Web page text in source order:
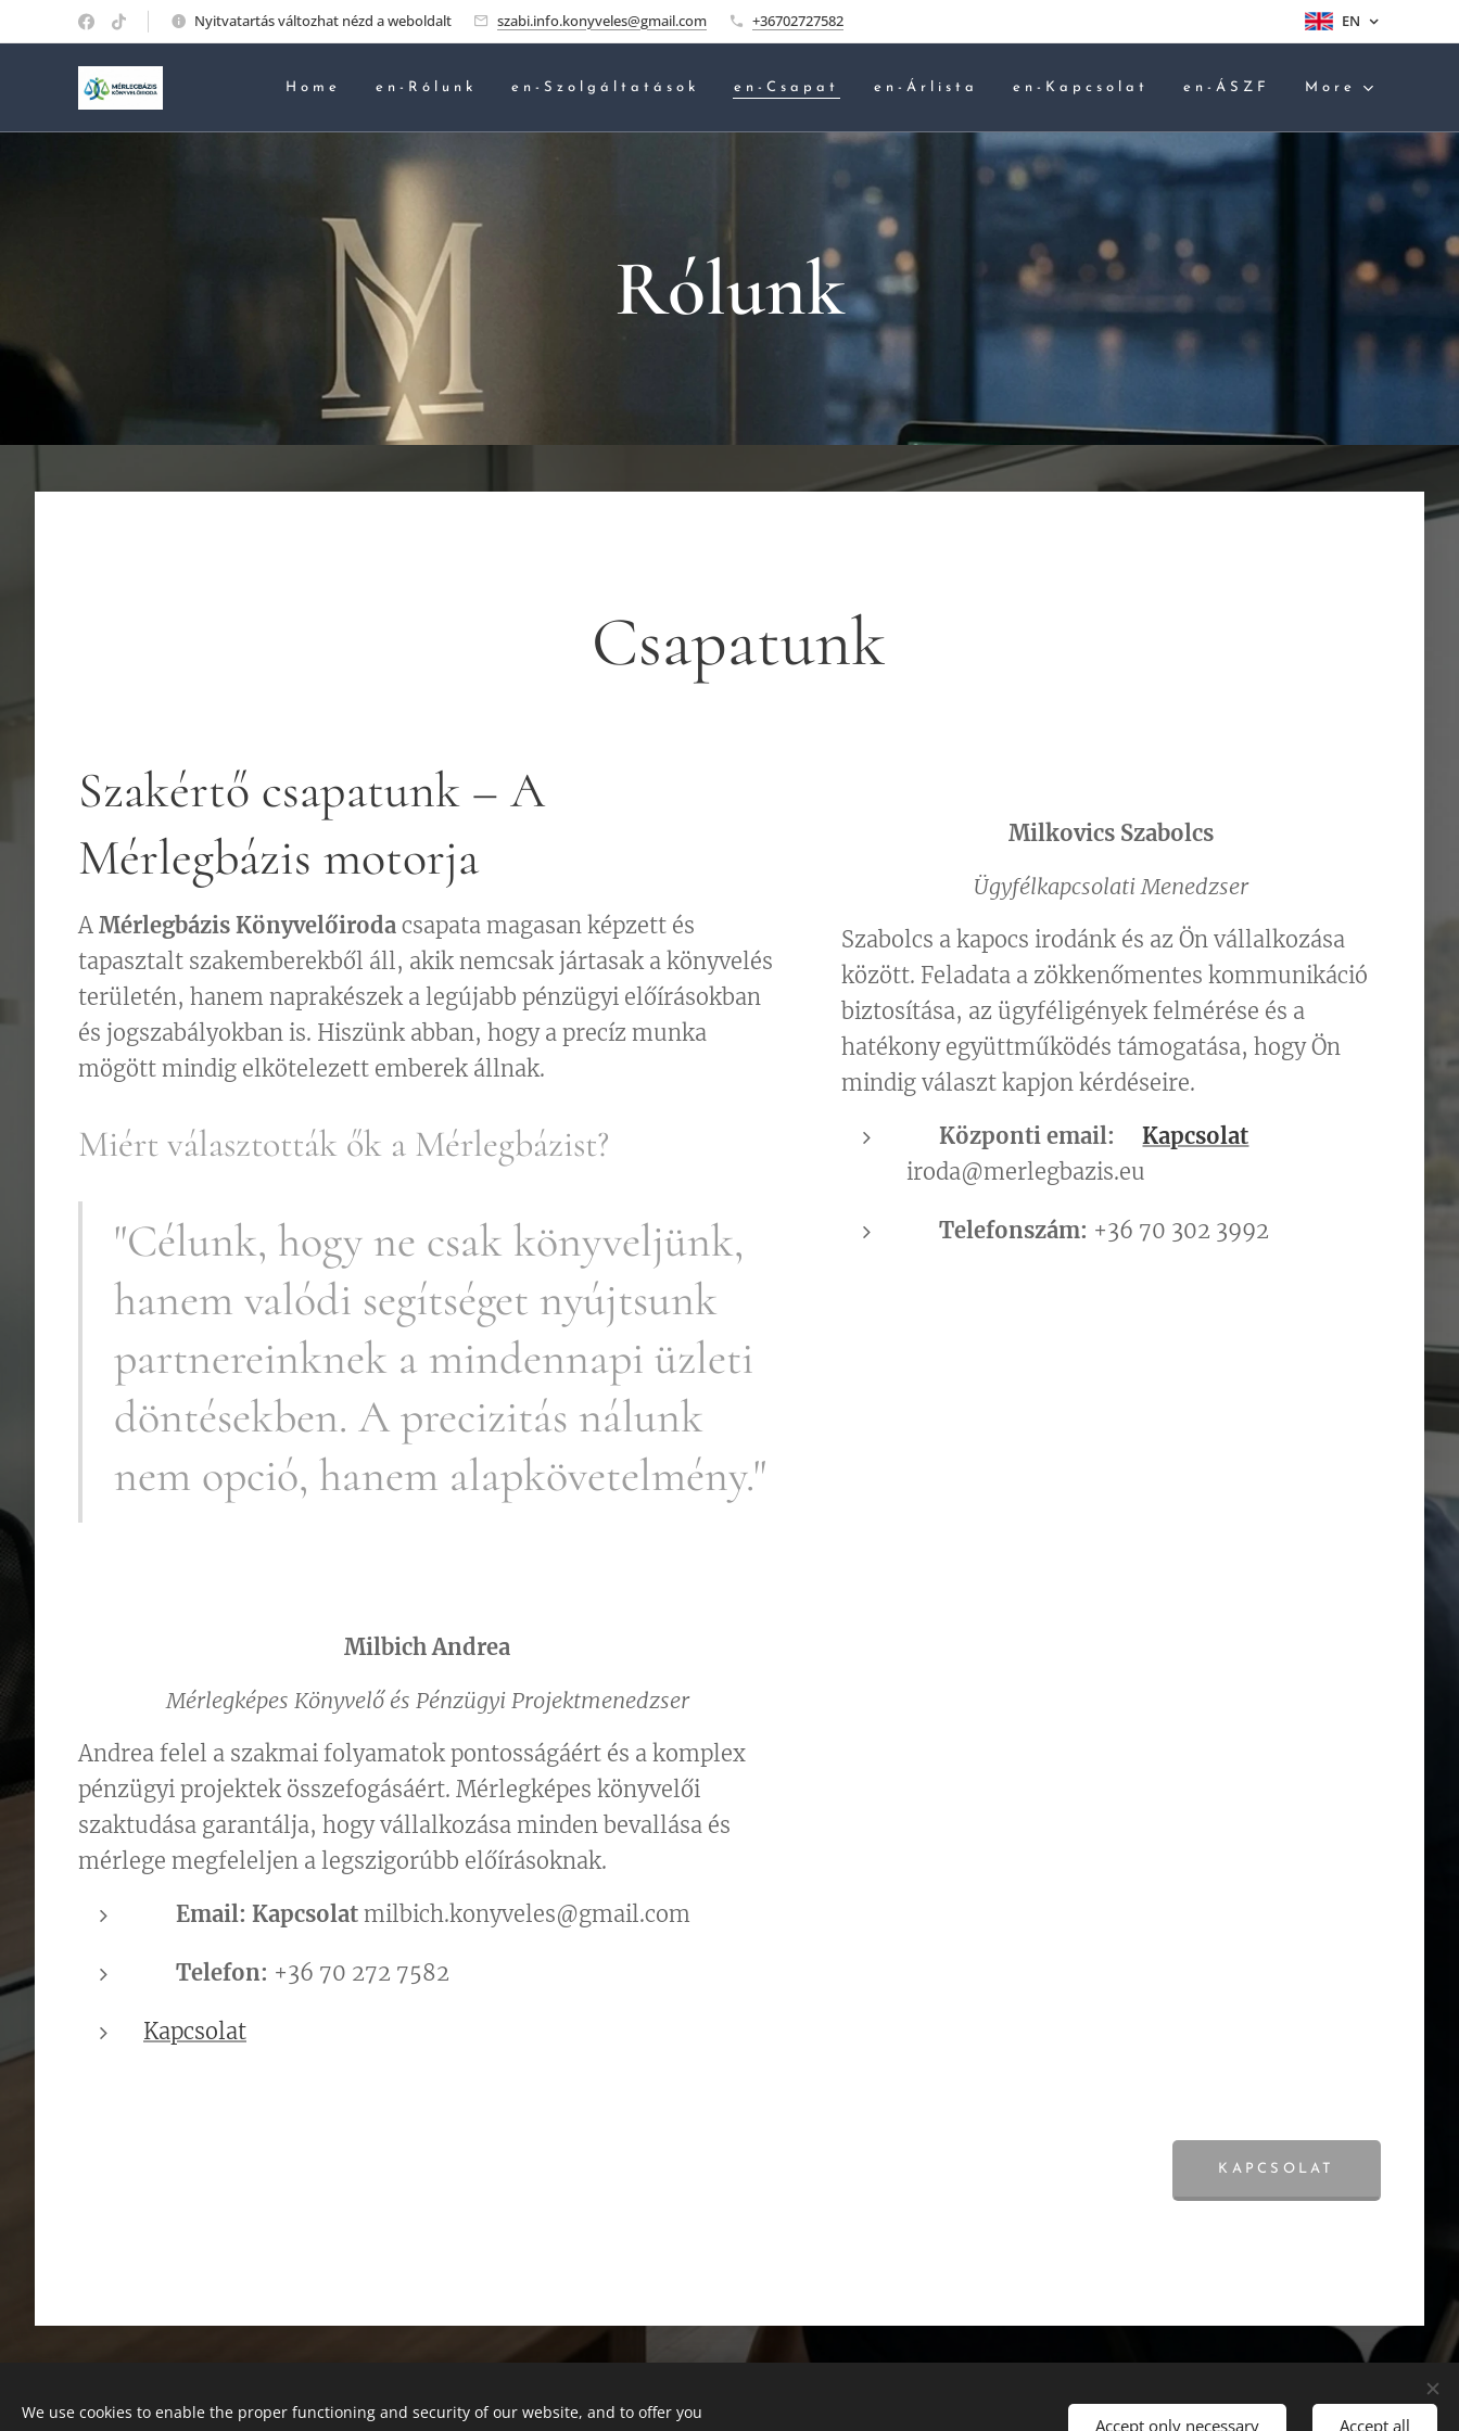
Nyitvatartás változhat nézd a weboldalt szabi.info.konyveles@gmail.com +36702727582 EN
Home en-Rólunk en-Szolgáltatások en-Csapat en-Árlista en-Kapcsolat en-ÁSZF More
Rólunk
Csapatunk
Szakértő csapatunk – A
Mérlegbázis motorja
A Mérlegbázis Könyvelőiroda csapata magasan képzett és
tapasztalt szakemberekből áll, akik nemcsak jártasak a könyvelés
területén, hanem naprakészek a legújabb pénzügyi előírásokban
és jogszabályokban is. Hiszünk abban, hogy a precíz munka
mögött mindig elkötelezett emberek állnak.
Miért választották ők a Mérlegbázist?
"Célunk, hogy ne csak könyveljünk,
hanem valódi segítséget nyújtsunk
partnereinknek a mindennapi üzleti
döntésekben. A precizitás nálunk
nem opció, hanem alapkövetelmény."
Milbich Andrea
Mérlegképes Könyvelő és Pénzügyi Projektmenedzser
Andrea felel a szakmai folyamatok pontosságáért és a komplex
pénzügyi projektek összefogásáért. Mérlegképes könyvelői
szaktudása garantálja, hogy vállalkozása minden bevallása és
mérlege megfeleljen a legszigorúbb előírásoknak.
Email: Kapcsolat milbich.konyveles@gmail.com
Telefon: +36 70 272 7582
Kapcsolat
Milkovics Szabolcs
Ügyfélkapcsolati Menedzser
Szabolcs a kapocs irodánk és az Ön vállalkozása
között. Feladata a zökkenőmentes kommunikáció
biztosítása, az ügyféligények felmérése és a
hatékony együttműködés támogatása, hogy Ön
mindig választ kapjon kérdéseire.
📧Központi email:Kapcsolat
iroda@merlegbazis.eu
📞Telefonszám: +36 70 302 3992
KAPCSOLAT
A képeket biztosította:Pexels Languages
We use cookies to enable the proper functioning and security of our website, and to offer you
Accept only necessary Accept all